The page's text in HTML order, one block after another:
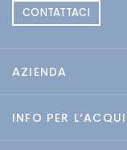
CONTATTACI
AZIENDA
INFO PER